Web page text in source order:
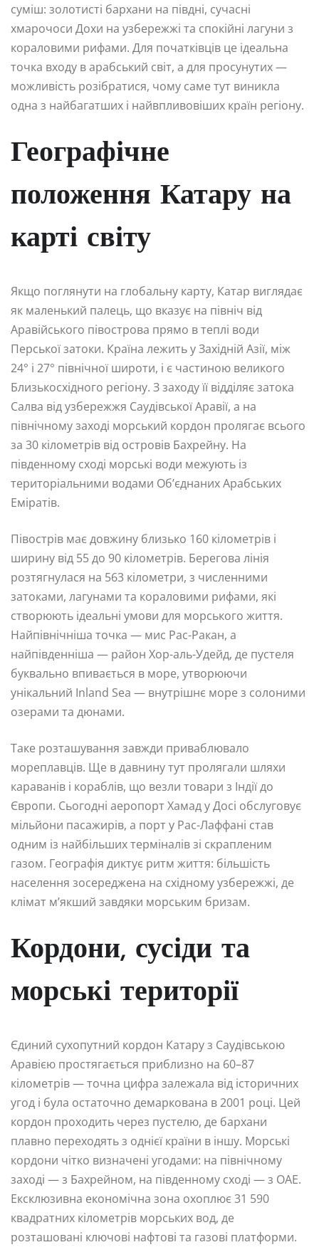
суміш: золотисті бархани на півдні, сучасні
хмарочоси Дохи на узбережжі та спокійні лагуни з
кораловими рифами. Для початківців це ідеальна
точка входу в арабський світ, а для просунутих —
можливість розібратися, чому саме тут виникла
одна з найбагатших і найвпливовіших країн регіону.
Географічне
положення Катару на
карті світу
Якщо поглянути на глобальну карту, Катар виглядає
як маленький палець, що вказує на північ від
Аравійського півострова прямо в теплі води
Перської затоки. Країна лежить у Західній Азії, між
24° і 27° північної широти, і є частиною великого
Близькосхідного регіону. З заходу її відділяє затока
Салва від узбережжя Саудівської Аравії, а на
північному заході морський кордон пролягає всього
за 30 кілометрів від островів Бахрейну. На
південному сході морські води межують із
територіальними водами Об’єднаних Арабських
Еміратів.
Півострів має довжину близько 160 кілометрів і
ширину від 55 до 90 кілометрів. Берегова лінія
розтягнулася на 563 кілометри, з численними
затоками, лагунами та кораловими рифами, які
створюють ідеальні умови для морського життя.
Найпівнічніша точка — мис Рас-Ракан, а
найпівденніша — район Хор-аль-Удейд, де пустеля
буквально впивається в море, утворюючи
унікальний Inland Sea — внутрішнє море з солоними
озерами та дюнами.
Таке розташування завжди приваблювало
мореплавців. Ще в давнину тут пролягали шляхи
караванів і кораблів, що везли товари з Індії до
Європи. Сьогодні аеропорт Хамад у Досі обслуговує
мільйони пасажирів, а порт у Рас-Лаффані став
одним із найбільших терміналів зі скрапленим
газом. Географія диктує ритм життя: більшість
населення зосереджена на східному узбережжі, де
клімат м’якший завдяки морським бризам.
Кордони, сусіди та
морські території
Єдиний сухопутний кордон Катару з Саудівською
Аравією простягається приблизно на 60–87
кілометрів — точна цифра залежала від історичних
угод і була остаточно демаркована в 2001 році. Цей
кордон проходить через пустелю, де бархани
плавно переходять з однієї країни в іншу. Морські
кордони чітко визначені угодами: на північному
заході — з Бахрейном, на південному сході — з ОАЕ.
Ексклюзивна економічна зона охоплює 31 590
квадратних кілометрів морських вод, де
розташовані ключові нафтові та газові платформи.